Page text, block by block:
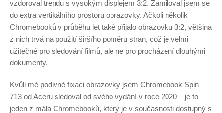
vzdoroval trendu s vysokým displejem 3:2. Zamiloval jsem se
do extra vertikálního prostoru obrazovky. Ačkoli několik
Chromebooků v průběhu let také přijalo obrazovku 3:2, většina
z nich trvá na použití širšího poměru stran, což je velmi
užitečné pro sledování filmů, ale ne pro procházení dlouhými
dokumenty.
Kvůli mé podivné fixaci obrazovky jsem Chromebook Spin
713 od Aceru sledoval od svého vydání v roce 2020 – je to
jeden z mála Chromebooků, který je v současnosti dostupný s